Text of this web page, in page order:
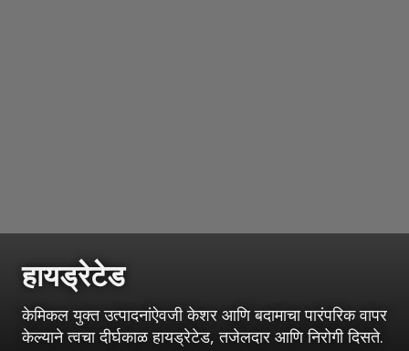
हायड्रेटेड
केमिकल युक्त उत्पादनांऐवजी केशर आणि बदामाचा पारंपरिक वापर
केल्याने त्वचा दीर्घकाळ हायड्रेटेड, तजेलदार आणि निरोगी दिसते.